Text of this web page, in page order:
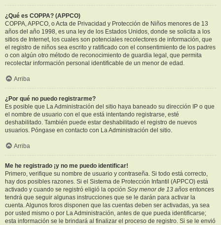
¿Qué es COPPA? (APPCO)
COPPA, APPCO, o Acta de Privacidad y Protección de Niños menores de 13
años del año 1998, es una ley de los Estados Unidos, donde se solicita a los
sitios de Internet, los cuales son potenciales recolectores de información, que
el registro de niños sea escrito y ratificado con el consentimiento de los padres
o con algún otro método de reconocimiento de guardia legal, que permita
recolectar información personal identificable de un menor de edad.
Arriba
¿Por qué no puedo registrarme?
Es posible que La Administración del sitio haya baneado su dirección IP o que
el nombre de usuario con el que está intentando registrarse, esté
deshabilitado. También puede estar deshabilitado el registro de nuevos
usuarios. Póngase en contacto con La Administración del sitio.
Arriba
Me he registrado ¡y no me puedo identificar!
Primero, verifique su nombre de usuario y contraseña. Si todo está correcto,
hay dos posibles razones. Si el Sistema de Protección Infantil (APPCO) está
activado y cuando se registró eligió la opción Soy menor de 13 años entonces
tendrá que seguir algunas instrucciones que se le darán para activar la
cuenta. Algunos foros disponen que las cuentas deben ser activadas, ya sea
por usted mismo o por La Administración, antes de que pueda identificarse;
esta información se le brindará al finalizar el proceso de registro. Si se le envió